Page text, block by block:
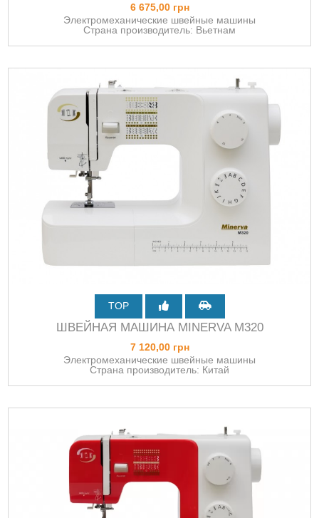
6 675,00 грн
Электромеханические швейные машины
Страна производитель: Вьетнам
TOP
ШВЕЙНАЯ МАШИНА MINERVA M320
7 120,00 грн
Электромеханические швейные машины
Страна производитель: Китай